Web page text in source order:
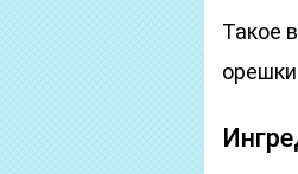
Такое